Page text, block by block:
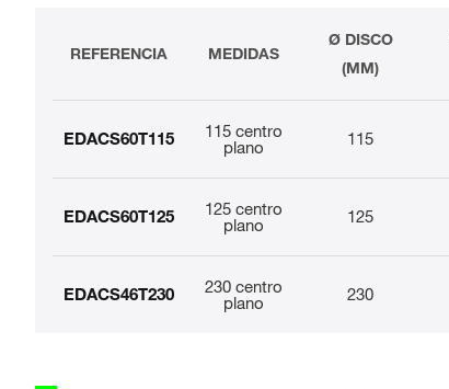
REFERENCIA MEDIDAS
Ø DISCO
(MM)
EDACS60T115
115 centro
plano
115
EDACS60T125
125 centro
plano
125
EDACS46T230
230 centro
plano
230